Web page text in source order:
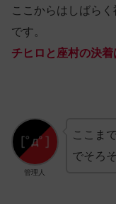
ここからはしばら
です。
チヒロと座村の決
管理人
ここま
でそろ